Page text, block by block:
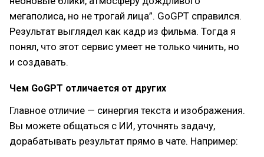
мегаполиса, но не трогай лица”. GoGPT справился.
Результат выглядел как кадр из фильма. Тогда я
понял, что этот сервис умеет не только чинить, но
и создавать.
Чем GoGPT отличается от других
Главное отличие — синергия текста и изображения.
Вы можете общаться с ИИ, уточнять задачу,
дорабатывать результат прямо в чате. Например: